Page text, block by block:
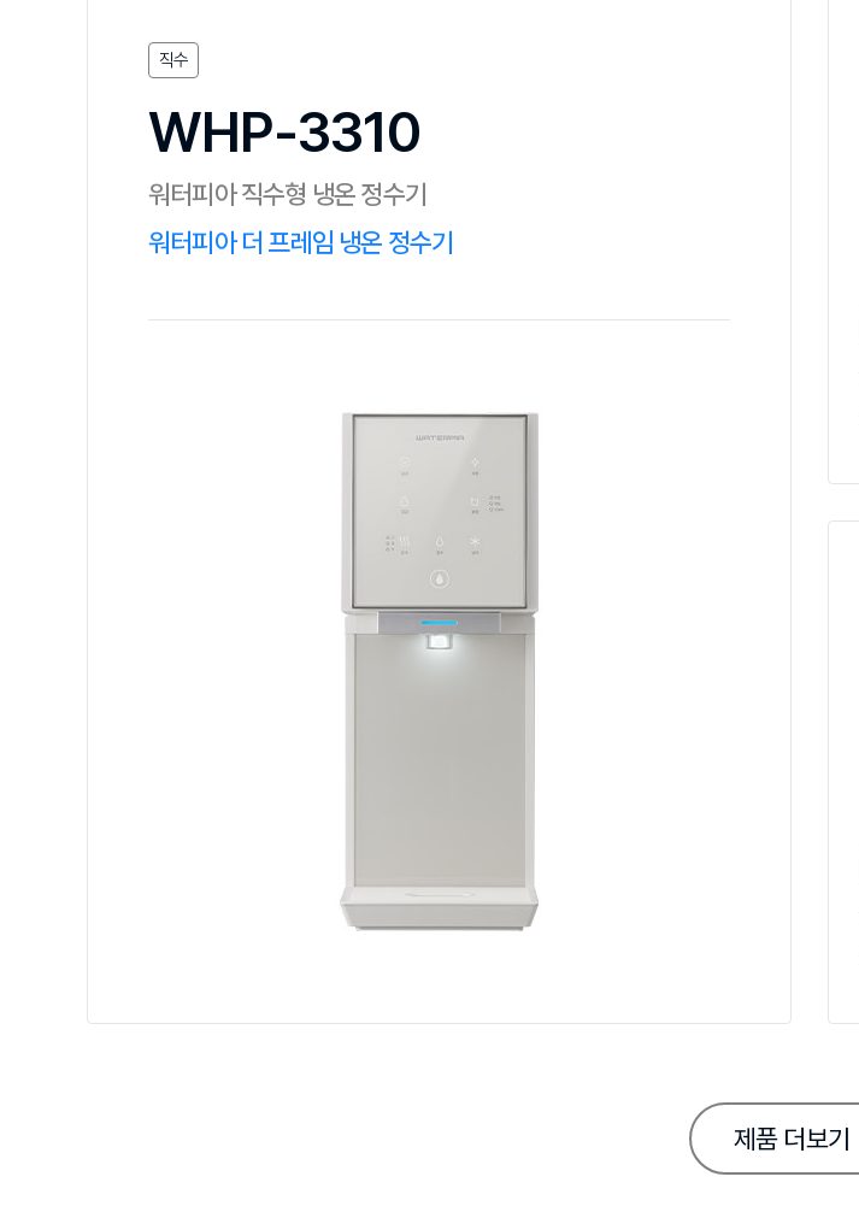
직수
WHP-3310
워터피아 직수형 냉온 정수기
워터피아 더 프레임 냉온 정수기
제품 더보기